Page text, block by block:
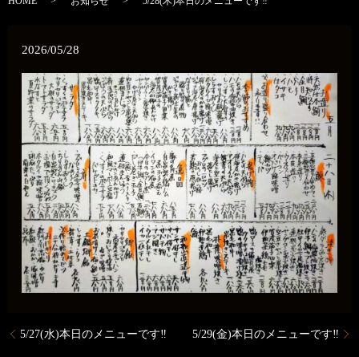
2026/05/28
5/27(水)本日のメニューです‼️ 5/29(金)本日のメニューです‼️